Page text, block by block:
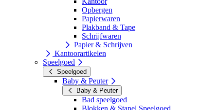
Opbergen
Papierwaren
Plakband & Tape
Schrijfwaren
Papier & Schrijven
Kantoorartikelen
Speelgoed
Speelgoed
Baby & Peuter
Baby & Peuter
Bad speelgoed
Blokken & Stapel Speelgoed